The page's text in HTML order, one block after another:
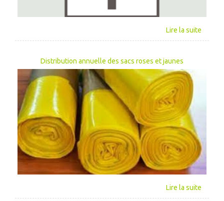
Distribution annuelle des sacs roses et jaunes